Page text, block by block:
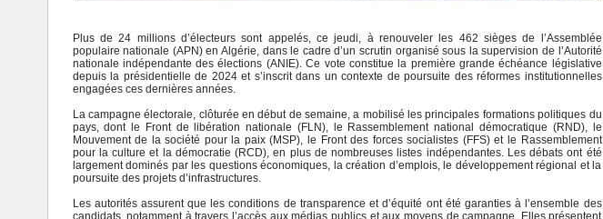
Plus de 24 millions d’électeurs sont appelés, ce jeudi, à renouveler les 462 sièges de l’Assemblée
populaire nationale (APN) en Algérie, dans le cadre d’un scrutin organisé sous la supervision de l’Autorité
nationale indépendante des élections (ANIE). Ce vote constitue la première grande échéance législative
depuis la présidentielle de 2024 et s’inscrit dans un contexte de poursuite des réformes institutionnelles
engagées ces dernières années.
La campagne électorale, clôturée en début de semaine, a mobilisé les principales formations politiques du
pays, dont le Front de libération nationale (FLN), le Rassemblement national démocratique (RND), le
Mouvement de la société pour la paix (MSP), le Front des forces socialistes (FFS) et le Rassemblement
pour la culture et la démocratie (RCD), en plus de nombreuses listes indépendantes. Les débats ont été
largement dominés par les questions économiques, la création d’emplois, le développement régional et la
poursuite des projets d’infrastructures.
Les autorités assurent que les conditions de transparence et d’équité ont été garanties à l’ensemble des
candidats, notamment à travers l’accès aux médias publics et aux moyens de campagne. Elles présentent